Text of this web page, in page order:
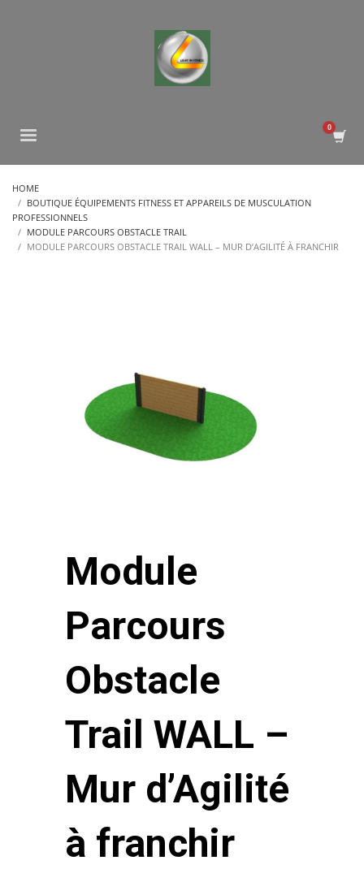
HOME
BOUTIQUE ÉQUIPEMENTS FITNESS ET APPAREILS DE MUSCULATION
PROFESSIONNELS
MODULE PARCOURS OBSTACLE TRAIL
MODULE PARCOURS OBSTACLE TRAIL WALL – MUR D’AGILITÉ À FRANCHIR
Module
Parcours
Obstacle
Trail WALL –
Mur d’Agilité
à franchir